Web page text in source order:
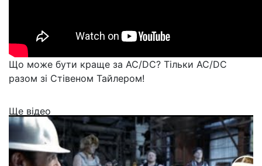
Що може бути краще за AC/DC? Тільки AC/DC
разом зі Стівеном Тайлером!
Ще відео